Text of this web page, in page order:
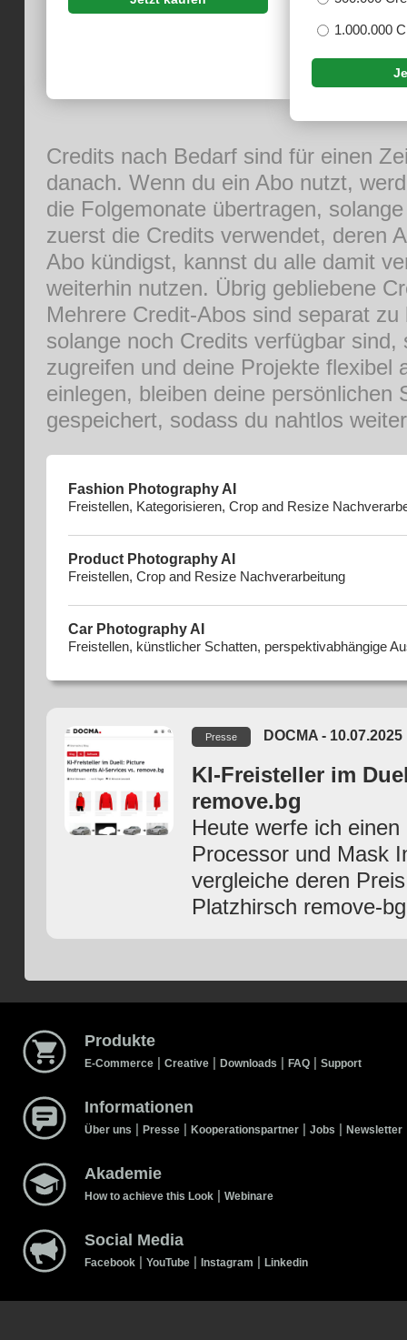
1.000.000
Credits nach Bedarf sind für einen
danach. Wenn du ein Abo nutzt,
die Folgemonate übertragen,
zuerst die Credits verwendet, deren
Abo kündigst, kannst du alle damit
weiterhin nutzen. Übrig gebliebene
Mehrere Credit-Abos sind separat
solange noch Credits verfügbar
zugreifen und deine Projekte
einlegen, bleiben deine
gespeichert, sodass du nahtlos
Fashion Photography AI
Freistellen, Kategorisieren, Crop and Resize
Product Photography AI
Freistellen, Crop and Resize Nachverarbeitung
Car Photography AI
Freistellen, künstlicher Schatten, perspektivabhängige
Presse DOCMA - 10.07.2025
KI-Freisteller im
remove.bg
Heute werfe ich
Processor und Mask
vergleiche deren
Platzhirsch remove-
Produkte
E-Commerce | Creative | Downloads | FAQ | Support
Informationen
Über uns | Presse | Kooperationspartner | Jobs | Newsletter
Akademie
How to achieve this Look | Webinare
Social Media
Facebook | YouTube | Instagram | Linkedin